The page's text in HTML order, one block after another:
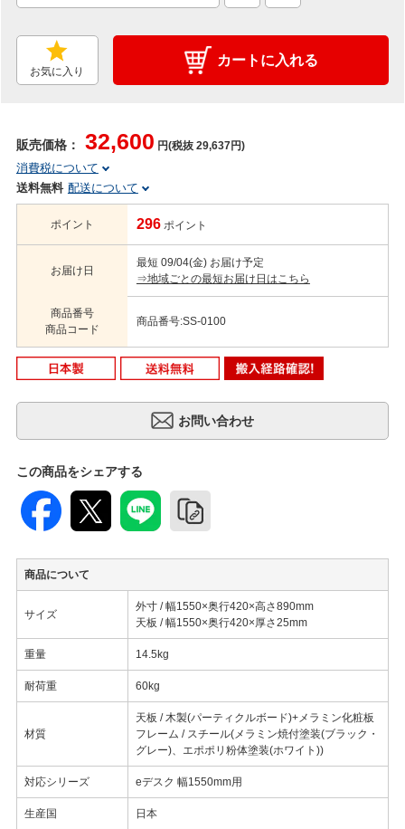
お気に入り
カートに入れる
販売価格： 32,600 円(税抜 29,637円)
消費税について
送料無料 配送について
ポイント 296 ポイント
お届け日
最短 09/04(金) お届け予定
⇒地域ごとの最短お届け日はこちら
商品番号
商品コード
商品番号:SS-0100
この商品をシェアする
商品について
サイズ
外寸 / 幅1550×奥行420×高さ890mm
天板 / 幅1550×奥行420×厚さ25mm
重量 14.5kg
耐荷重 60kg
材質
天板 / 木製(パーティクルボード)+メラミン化粧板
フレーム / スチール(メラミン焼付塗装(ブラック・
グレー)、エポポリ粉体塗装(ホワイト))
対応シリーズ eデスク 幅1550mm用
生産国 日本